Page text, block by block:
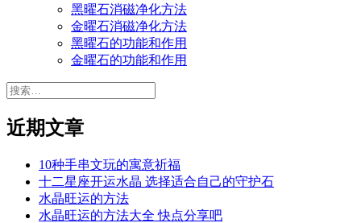
黑曜石消磁净化方法
金曜石消磁净化方法
黑曜石的功能和作用
金曜石的功能和作用
搜
近期文章
10种手串文玩的寓意祈福
十二星座开运水晶 选择适合自己的守护石
水晶旺运的方法
水晶旺运的方法大全 快点分享吧